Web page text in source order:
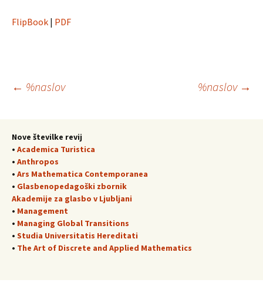
FlipBook | PDF
Krmarjenje
po
prispevkih
← %naslov %naslov →
Nove številke revij
• Academica Turistica
• Anthropos
• Ars Mathematica Contemporanea
• Glasbenopedagoški zbornik
Akademije za glasbo v Ljubljani
• Management
• Managing Global Transitions
• Studia Universitatis Hereditati
• The Art of Discrete and Applied Mathematics